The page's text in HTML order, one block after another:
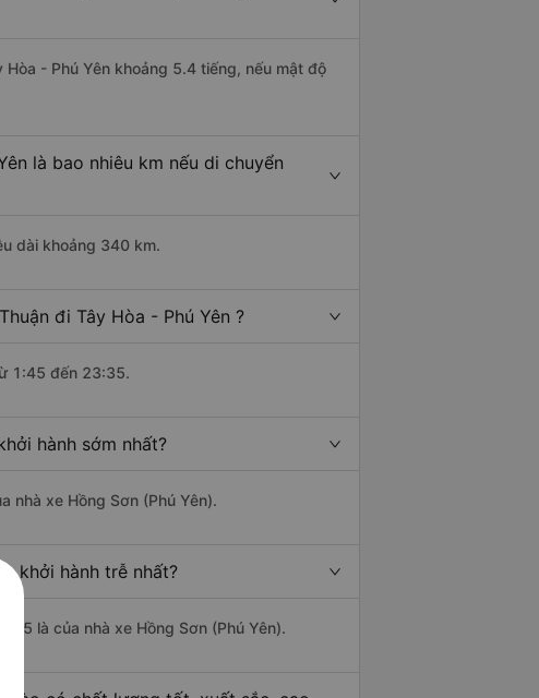
- Phú Yên khoảng 5.4 tiếng, nếu mật độ
là bao nhiêu km nếu di chuyển
dài khoảng 340 km.
đi Tây Hòa - Phú Yên ?
1:45 đến 23:35.
hành sớm nhất?
nhà xe Hồng Sơn (Phú Yên).
khởi hành trễ nhất?
là của nhà xe Hồng Sơn (Phú Yên).